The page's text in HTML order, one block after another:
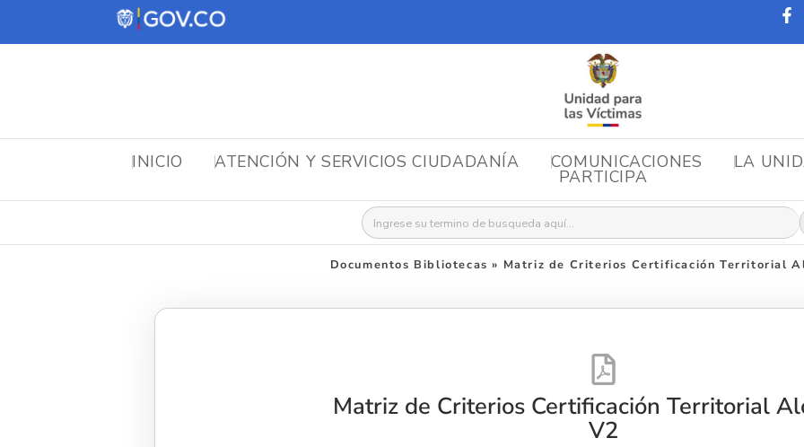
INICIO ATENCIÓN Y SERVICIOS CIUDADANÍA COMUNICACIONES LA
PARTICIPA
Buscar:
Documentos Bibliotecas » Matriz de Criterios Certificación Territorial
Matriz de Criterios Certificación Territorial
V2